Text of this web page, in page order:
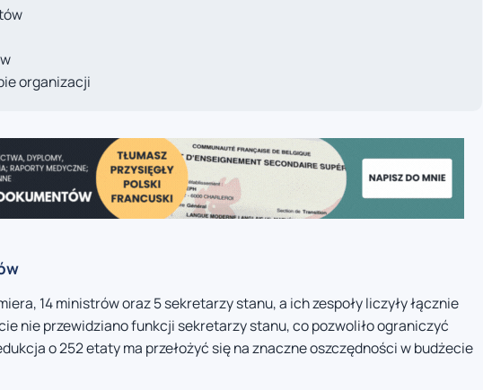
organizacji
14 ministrów oraz 5 sekretarzy stanu, a ich zespoły liczyły łącznie
nie przewidziano funkcji sekretarzy stanu, co pozwoliło ograniczyć
o 252 etaty ma przełożyć się na znaczne oszczędności w budżecie